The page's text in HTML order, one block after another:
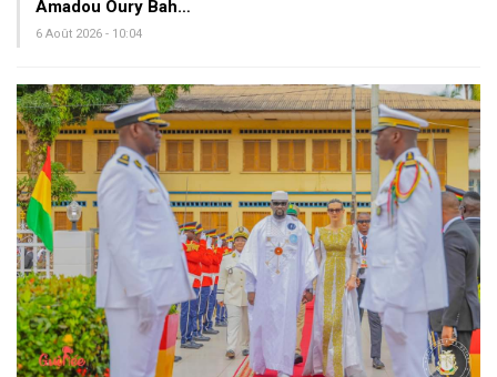
Amadou Oury Bah…
6 Août 2026 - 10:04